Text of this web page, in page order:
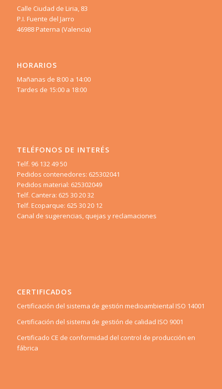
Calle Ciudad de Liria, 83
P.I. Fuente del Jarro
46988 Paterna (Valencia)
HORARIOS
Mañanas de 8:00 a 14:00
Tardes de 15:00 a 18:00
TELÉFONOS DE INTERÉS
Telf. 96 132 49 50
Pedidos contenedores: 625302041
Pedidos material: 625302049
Telf. Cantera: 625 30 20 32
Telf. Ecoparque: 625 30 20 12
Canal de sugerencias, quejas y reclamaciones
CERTIFICADOS
Certificación del sistema de gestión medioambiental ISO 14001
Certificación del sistema de gestión de calidad ISO 9001
Certificado CE de conformidad del control de producción en
fábrica